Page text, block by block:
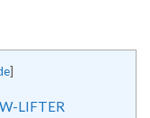
]
LIFTER